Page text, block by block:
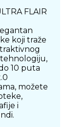
FLAIR
koji traže
tehnologiju,
10 puta
možete
i